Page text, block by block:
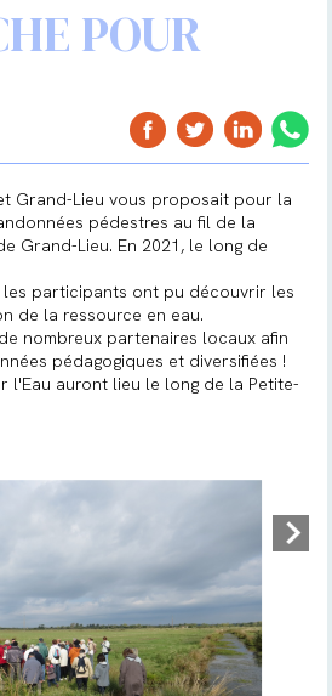
POUR
Grand-Lieu vous proposait pour la
pédestres au fil de la
Grand-Lieu. En 2021, le long de
participants ont pu découvrir les
de la ressource en eau.
nombreux partenaires locaux afin
pédagogiques et diversifiées !
l'Eau auront lieu le long de la Petite-